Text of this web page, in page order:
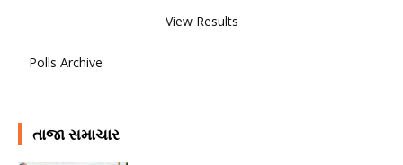
View Results
Polls Archive
તાજા સમાચાર